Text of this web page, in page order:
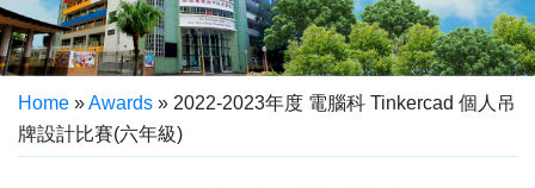
Home »Awards » 2022-2023年度 電腦科 Tinkercad 個人吊
牌設計比賽(六年級)